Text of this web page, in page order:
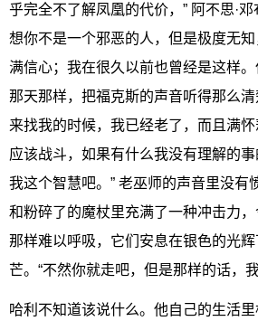
乎完全不了解凤凰的代价，” 阿不思·
想你不是一个邪恶的人，但是极度无
满信心；我在很久以前也曾经是这样
那天那样，把福克斯的声音听得那么
来找我的时候，我已经老了，而且满
应该战斗，如果有什么我没有理解的
我这个智慧吧。” 老巫师的声音里没有
和粉碎了的魔杖里充满了一种冲击力
那样难以呼吸，它们安息在银色的光
芒。“不然你就走吧，但是那样的话，
哈利不知道该说什么。他自己的生活